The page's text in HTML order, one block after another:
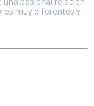
muy diferentes y